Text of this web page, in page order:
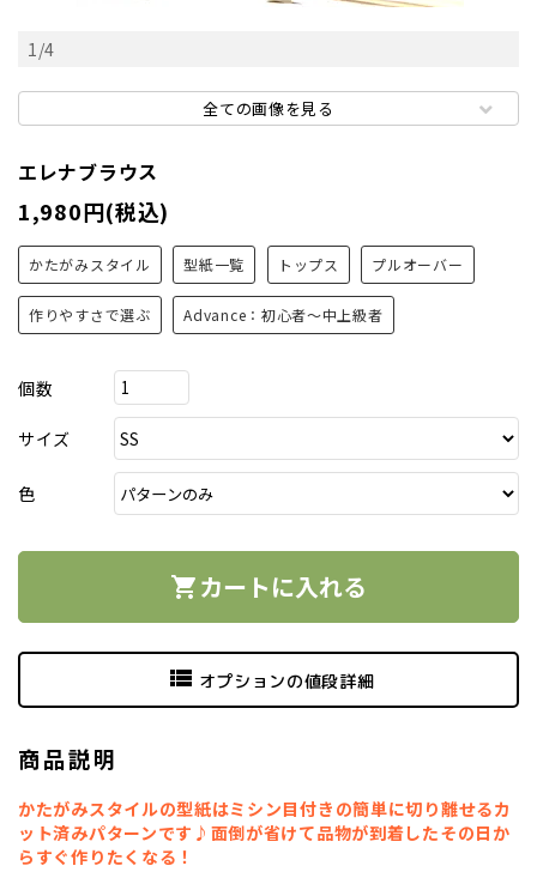
1/4
全ての画像を見る
エレナブラウス
1,980円(税込)
かたがみスタイル 型紙一覧 トップス プルオーバー
作りやすさで選ぶ Advance：初心者～中上級者
個数
サイズ
色
shopping_cart カートに入れる
view_list オプションの値段詳細
商品説明
かたがみスタイルの型紙はミシン目付きの簡単に切り離せるカ
ット済みパターンです♪面倒が省けて品物が到着したその日か
らすぐ作りたくなる！